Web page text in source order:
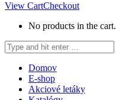
View CartCheckout
No products in the cart.
Search:
Domov
E-shop
Akciové letáky